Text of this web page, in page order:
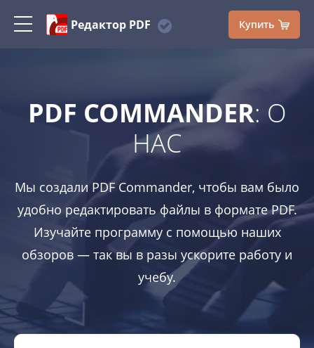
Редактор PDF Купить
PDF COMMANDER: О
НАС
Мы создали PDF Commander, чтобы вам было
удобно редактировать файлы в формате PDF.
Изучайте программу с помощью наших
обзоров — так вы в разы ускорите работу и
учебу.